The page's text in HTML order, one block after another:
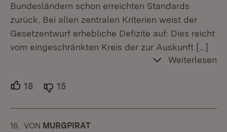
Bundesländern schon erreichten Standards
zurück. Bei allen zentralen Kriterien weist der
Gesetzentwurf erhebliche Defizite auf: Dies reicht
vom eingeschränkten Kreis der zur Auskunft […]
Weiterlesen
18 Unterstützer.
15
16. KOMMENTAR
VON :MURGPIRAT